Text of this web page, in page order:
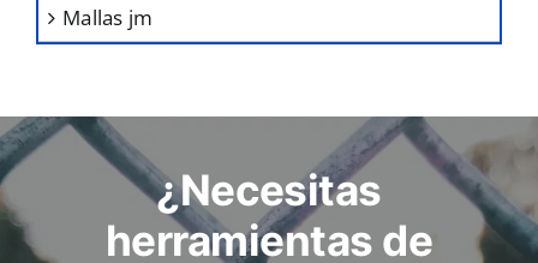
mallas jm
¿Necesitas
herramientas de